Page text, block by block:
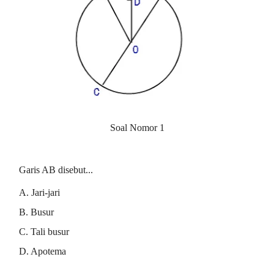
Soal Nomor 1
Garis AB disebut...
A. Jari-jari
B. Busur
C. Tali busur
D. Apotema